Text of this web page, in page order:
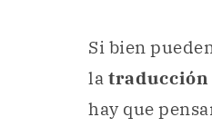
Si bien
la traducción
hay que